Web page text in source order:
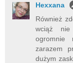
Hexxana
Również
wciąż nie
ogromnie
zarazem
dużym